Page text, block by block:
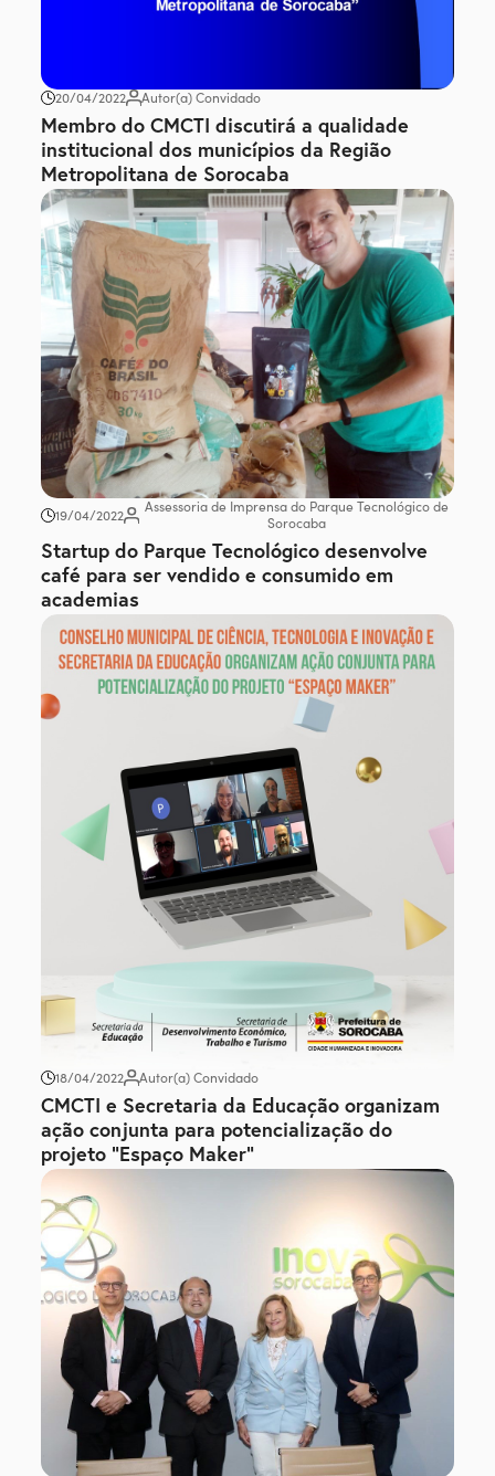
20/04/2022 Autor(a) Convidado
Membro do CMCTI discutirá a qualidade
institucional dos municípios da Região
Metropolitana de Sorocaba
19/04/2022
Assessoria de Imprensa do Parque Tecnológico de
Sorocaba
Startup do Parque Tecnológico desenvolve
café para ser vendido e consumido em
academias
18/04/2022 Autor(a) Convidado
CMCTI e Secretaria da Educação organizam
ação conjunta para potencialização do
projeto “Espaço Maker”